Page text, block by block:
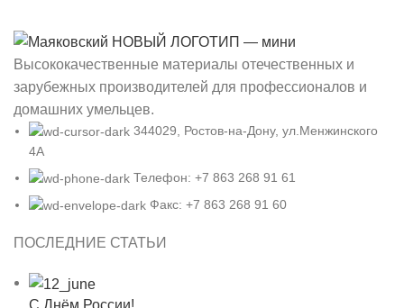
Высококачественные материалы отечественных и
зарубежных производителей для профессионалов и
домашних умельцев.
344029, Ростов-на-Дону, ул.Менжинского
4А
Телефон: +7 863 268 91 61
Факс: +7 863 268 91 60
ПОСЛЕДНИЕ СТАТЬИ
С Днём России!